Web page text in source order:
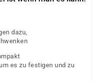
dazu,
es zu festigen und zu